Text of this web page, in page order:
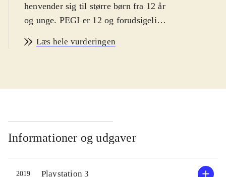
henvender sig til større børn fra 12 år
og unge. PEGI er 12 og forudsigelige
Spillet er på engelsk.
og kampspil, hvor interessen mest
man interesserer sig for Naruto-
universet. Udgangspunktet for
handlingen er landsbyen Leaf Village
og den 4. store Ninja-krig, og
Læs hele vurderingen
Informationer og udgaver
2019 Playstation 3